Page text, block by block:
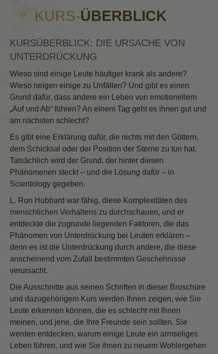
KURS-ÜBERBLICK
KURSÜBERBLICK: DIE URSACHE VON
UNTERDRÜCKUNG
Wieso sind einige Leute häufiger krank als andere?
Wieso neigen einige zu Unfällen? Und gibt es einen
Grund dafür, dass andere ein Leben von emotionellem
„Auf und Ab“ führen? An einem Tag geht es ihnen gut und
am nächsten schlecht?
Es gibt eine Erklärung dafür, die nichts mit den Göttern,
dem Schicksal oder der Position der Sterne zu tun hat.
Tatsächlich wird der Grund, der hinter diesen
Phänomenen steckt – und die Lösung dafür – in
Scientology gegeben.
L. Ron Hubbard war fähig, diese Komplexitäten des
menschlichen Verhaltens zu durchschauen, und er
entdeckte die zugrunde liegenden Faktoren, die das
Phänomen von Unterdrückung bei Leuten erklären –
denn es ist die Unterdrückung durch andere, die diese
anscheinend vom Zufall bestimmten Geschehnisse
verursacht.
Die Ausschnitte aus seinen Schriften in dieser Broschüre
und dazugehörigem Kurs werden Ihnen zeigen, wie Sie
Leute erkennen können, die es schlecht mit Ihnen
meinen, und jene, die Ihre Freunde sein sollten. Sie
werden entdecken, warum einige Leute ein armseliges
Leben führen, und wie Sie ihnen zu neuem Wohlergehen